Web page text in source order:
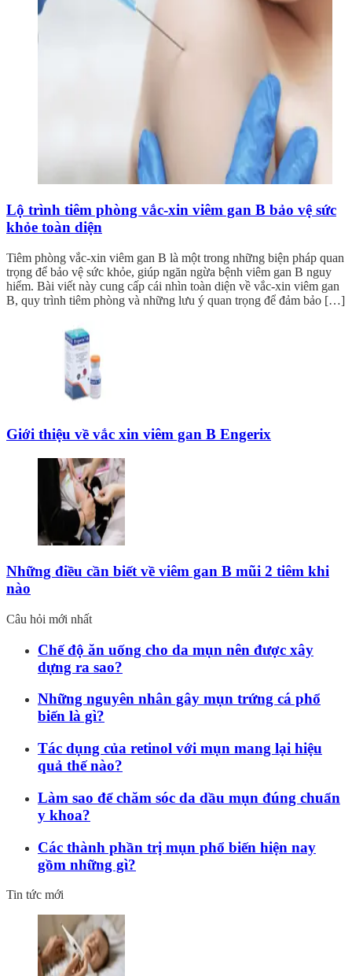
Lộ trình tiêm phòng vắc-xin viêm gan B bảo vệ sức
khỏe toàn diện
Tiêm phòng vắc-xin viêm gan B là một trong những biện pháp quan
trọng để bảo vệ sức khỏe, giúp ngăn ngừa bệnh viêm gan B nguy
hiểm. Bài viết này cung cấp cái nhìn toàn diện về vắc-xin viêm gan
B, quy trình tiêm phòng và những lưu ý quan trọng để đảm bảo […]
Giới thiệu về vắc xin viêm gan B Engerix
Những điều cần biết về viêm gan B mũi 2 tiêm khi
nào
Câu hỏi mới nhất
Chế độ ăn uống cho da mụn nên được xây
dựng ra sao?
Những nguyên nhân gây mụn trứng cá phổ
biến là gì?
Tác dụng của retinol với mụn mang lại hiệu
quả thế nào?
Làm sao để chăm sóc da dầu mụn đúng chuẩn
y khoa?
Các thành phần trị mụn phổ biến hiện nay
gồm những gì?
Tin tức mới